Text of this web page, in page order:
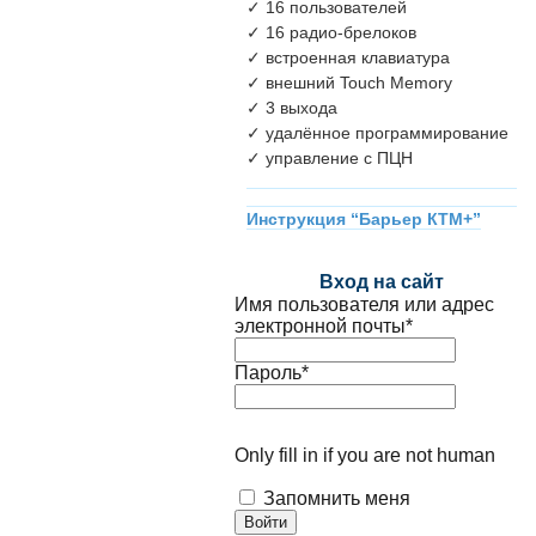
✓ 16 пользователей
✓ 16 радио-брелоков
✓ встроенная клавиатура
✓ внешний Touch Memory
✓ 3 выхода
✓ удалённое программирование
✓ управление с ПЦН
Инструкция “Барьер КТМ+”
Вход на сайт
Имя пользователя или адрес
электронной почты*
Пароль*
Only fill in if you are not human
Запомнить меня